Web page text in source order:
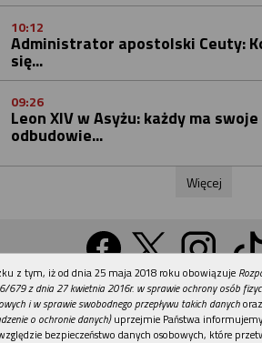
10:12
Administrator apostolski Ceuty:
się...
09:26
Leon XIV w Asyżu: każdy ma
odbudowie...
Więcej
Wersja na
z tym, iż od dnia 25 maja 2018 roku obowiązuje
679 z dnia 27 kwietnia 2016r. w sprawie ochrony osób
i w sprawie swobodnego przepływu takich danychoraz
o ochronie danych)uprzejmie Państwa
bezpieczeństwo danych osobowych, które